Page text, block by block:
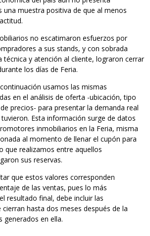
una muestra positiva de que al menos
no escatimaron esfuerzos por
a sus stands, y con sobrada
técnica y atención al cliente, lograron cerrar
los días de Feria.
usamos las mismas
en el análisis de oferta -ubicación, tipo
precios- para presentar la demanda real
Esta información surge de datos
inmobiliarios en la Feria, misma
al momento de llenar el cupón para
que realizamos entre aquellos
sus reservas.
que estos valores corresponden
de las ventas, pues lo más
resultado final, debe incluir las
hasta dos meses después de la
generados en ella.